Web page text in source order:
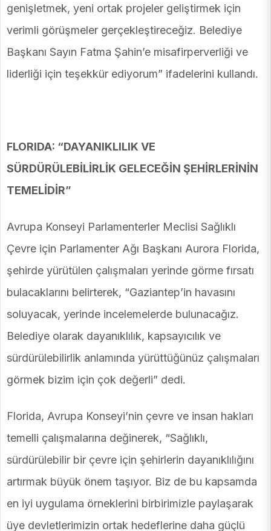
genişletmek, yeni ortak projeler geliştirmek için
verimli görüşmeler gerçekleştireceğiz. Belediye
Başkanı Sayın Fatma Şahin’e misafirperverliği ve
liderliği için teşekkür ediyorum” ifadelerini kullandı.
FLORIDA: “DAYANIKLILIK VE
SÜRDÜRÜLEBİLİRLİK GELECEĞİN ŞEHİRLERİNİN
TEMELİDİR”
Avrupa Konseyi Parlamenterler Meclisi Sağlıklı
Çevre için Parlamenter Ağı Başkanı Aurora Florida,
şehirde yürütülen çalışmaları yerinde görme fırsatı
bulacaklarını belirterek, “Gaziantep’in havasını
soluyacak, yerinde incelemelerde bulunacağız.
Belediye olarak dayanıklılık, kapsayıcılık ve
sürdürülebilirlik anlamında yürüttüğünüz çalışmaları
görmek bizim için çok değerli” dedi.
Florida, Avrupa Konseyi’nin çevre ve insan hakları
temelli çalışmalarına değinerek, “Sağlıklı,
sürdürülebilir bir çevre için şehirlerin dayanıklılığını
artırmak büyük önem taşıyor. Biz de bu kapsamda
en iyi uygulama örneklerini birbirimizle paylaşarak
üye devletlerimizin ortak hedeflerine daha güçlü